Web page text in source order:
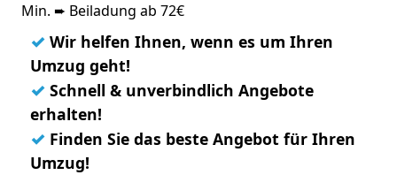
Min. ➨ Beiladung ab 72€
✓ Wir helfen Ihnen, wenn es um Ihren
Umzug geht!
✓ Schnell & unverbindlich Angebote
erhalten!
✓ Finden Sie das beste Angebot für Ihren
Umzug!